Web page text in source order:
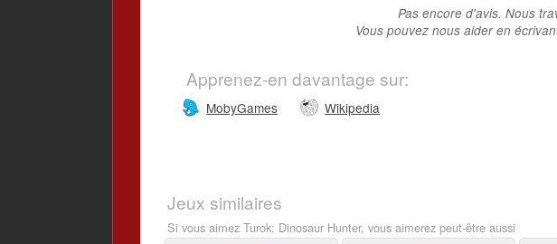
Pas encore d'avis. Nous
Vous pouvez nous aider en
Apprenez-en davantage sur:
MobyGames Wikipedia
Jeux similaires
Si vous aimez Turok: Dinosaur Hunter, vous aimerez peut-être aussi